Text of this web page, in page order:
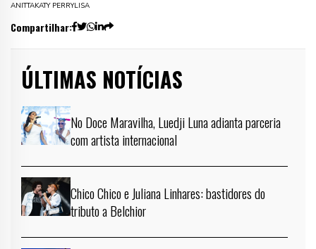
ANITTAKATY PERRYLISA
Compartilhar:
ÚLTIMAS NOTÍCIAS
No Doce Maravilha, Luedji Luna adianta parceria
com artista internacional
Chico Chico e Juliana Linhares: bastidores do
tributo a Belchior